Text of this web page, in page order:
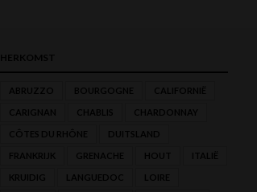
HERKOMST
ABRUZZO BOURGOGNE CALIFORNIË
CARIGNAN CHABLIS CHARDONNAY
CÔTES DU RHÔNE DUITSLAND
FRANKRIJK GRENACHE HOUT ITALIË
KRUIDIG LANGUEDOC LOIRE